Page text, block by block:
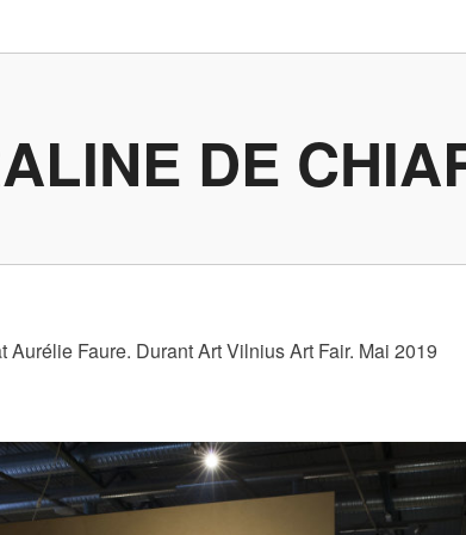
DE
Faure. Durant Art Vilnius Art Fair. Mai 2019